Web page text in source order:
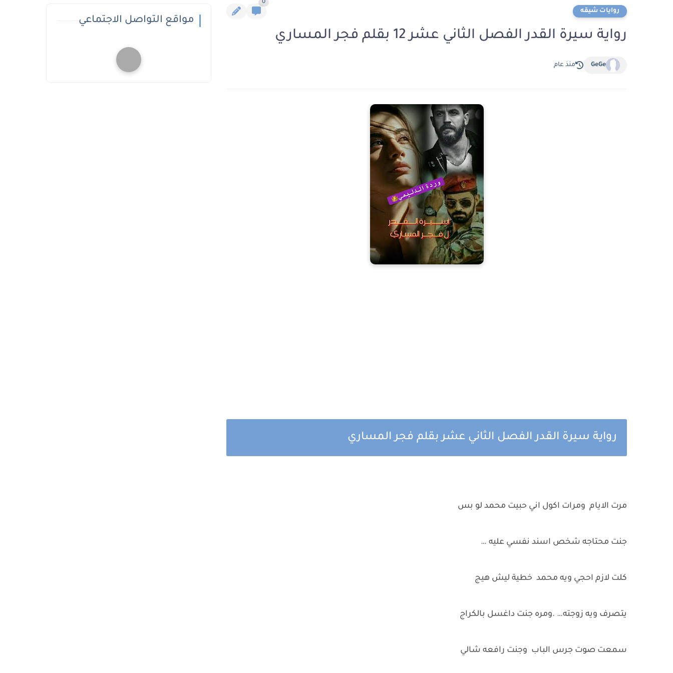
روايات شيقه
0
رواية سيرة القدر الفصل الثاني عشر 12 بقلم فجر المساري
GeGe منذ عام
رواية سيرة القدر الفصل الثاني عشر بقلم فجر المساري
مرت الايام ومرات اكول اني حبيت محمد لو بس
جنت محتاجه شخص اسند نفسي عليه …
كلت لازم احجي ويه محمد خطية ليش هيج
يتصرف ويه زوجته… .ومره جنت داغسل بالكراج
سمعت صوت جرس الباب وجنت رافعه شالي
مواقع التواصل الاجتماعي